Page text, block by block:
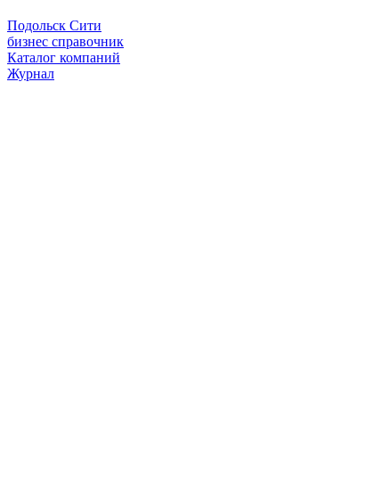
Подольск Сити
бизнес справочник
Каталог компаний
Журнал